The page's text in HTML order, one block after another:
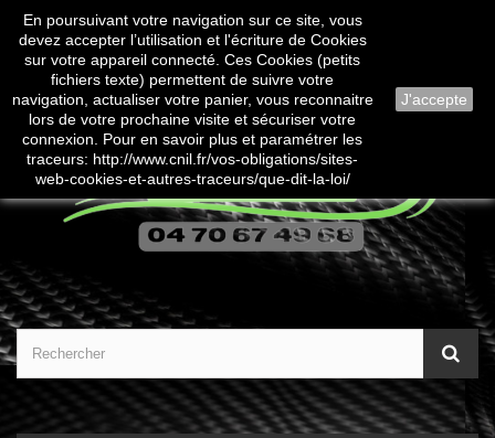
Contactez-nous
En poursuivant votre navigation sur ce site, vous
devez accepter l’utilisation et l'écriture de Cookies
sur votre appareil connecté. Ces Cookies (petits
fichiers texte) permettent de suivre votre
navigation, actualiser votre panier, vous reconnaitre
lors de votre prochaine visite et sécuriser votre
connexion. Pour en savoir plus et paramétrer les
traceurs: http://www.cnil.fr/vos-obligations/sites-
web-cookies-et-autres-traceurs/que-dit-la-loi/
J'accepte